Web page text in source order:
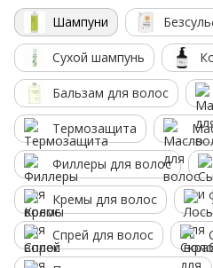
Шампуни
Сухой шампунь
Бальзам для волос
Термозащита
Филлеры для волос
Кремы для волос
Спрей для волос